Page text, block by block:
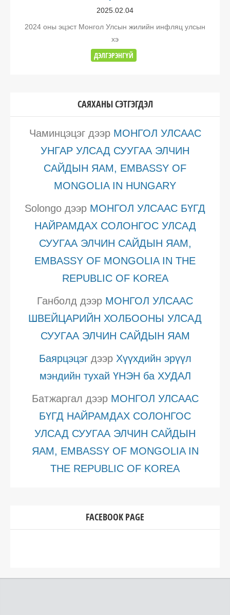
2025.02.04
2024 оны эцэст Монгол Улсын жилийн инфляц улсын
хэ
ДЭЛГЭРЭНГҮЙ
САЯХАНЫ СЭТГЭГДЭЛ
Чаминцэцэгдээр МОНГОЛ УЛСААС
УНГАР УЛСАД СУУГАА ЭЛЧИН
САЙДЫН ЯАМ, EMBASSY OF
MONGOLIA IN HUNGARY
Solongo дээр МОНГОЛ УЛСААС БҮГД
НАЙРАМДАХ СОЛОНГОС УЛСАД
СУУГАА ЭЛЧИН САЙДЫН ЯАМ,
EMBASSY OF MONGOLIA IN THE
REPUBLIC OF KOREA
Ганболд дээр МОНГОЛ УЛСААС
ШВЕЙЦАРИЙН ХОЛБООНЫ УЛСАД
СУУГАА ЭЛЧИН САЙДЫН ЯАМ
Баярцэцэгдээр Хүүхдийн эрүүл
мэндийн тухай ҮНЭН ба ХУДАЛ
Батжаргал дээр МОНГОЛ УЛСААС
БҮГД НАЙРАМДАХ СОЛОНГОС
УЛСАД СУУГАА ЭЛЧИН САЙДЫН
ЯАМ, EMBASSY OF MONGOLIA IN
THE REPUBLIC OF KOREA
FACEBOOK PAGE